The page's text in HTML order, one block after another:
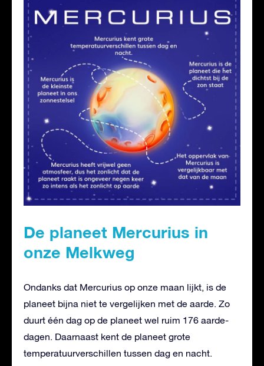
De planeet Mercurius in
onze Melkweg
Ondanks dat Mercurius op onze maan lijkt, is de
planeet bijna niet te vergelijken met de aarde. Zo
duurt één dag op de planeet wel ruim 176 aarde-
dagen. Daarnaast kent de planeet grote
temperatuurverschillen tussen dag en nacht.